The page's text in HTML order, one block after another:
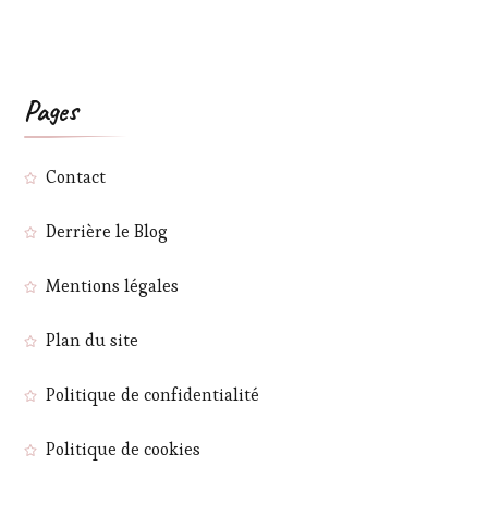
Pages
Contact
Derrière le Blog
Mentions légales
Plan du site
Politique de confidentialité
Politique de cookies